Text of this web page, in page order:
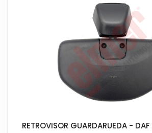
RETROVISOR GUARDARUEDA -